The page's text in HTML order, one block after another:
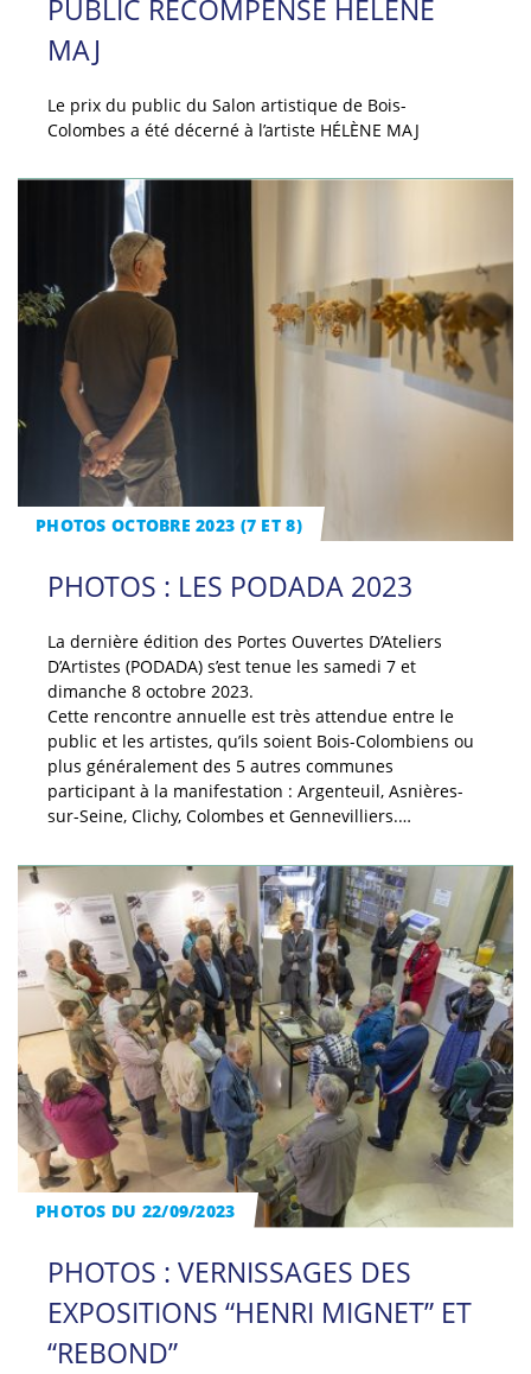
PUBLIC RÉCOMPENSE HÉLÈNE
MAJ
Le prix du public du Salon artistique de Bois-
Colombes a été décerné à l’artiste HÉLÈNE MAJ
PHOTOS OCTOBRE 2023 (7 ET 8)
PHOTOS : LES PODADA 2023
La dernière édition des Portes Ouvertes D’Ateliers
D’Artistes (PODADA) s’est tenue les samedi 7 et
dimanche 8 octobre 2023.
Cette rencontre annuelle est très attendue entre le
public et les artistes, qu’ils soient Bois-Colombiens ou
plus généralement des 5 autres communes
participant à la manifestation : Argenteuil, Asnières-
sur-Seine, Clichy, Colombes et Gennevilliers.…
PHOTOS DU 22/09/2023
PHOTOS : VERNISSAGES DES
EXPOSITIONS “HENRI MIGNET” ET
“REBOND”